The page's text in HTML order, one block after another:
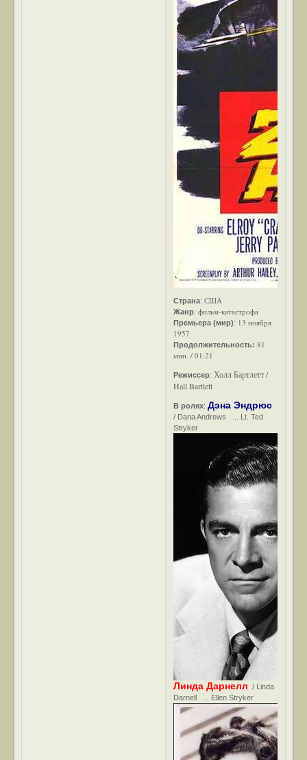
Страна:США
Жанр:фильм-катастрофа
Премьера (мир): 13 ноября
1957
Продолжительность:81
мин. / 01:21
Режиссер: Холл Бартлетт /
Hall Bartlett
В ролях:Дэна Эндрюс
/ Dana Andrews ... Lt. Ted
Stryker
Линда Дарнелл / Linda
Darnell ... Ellen Stryker